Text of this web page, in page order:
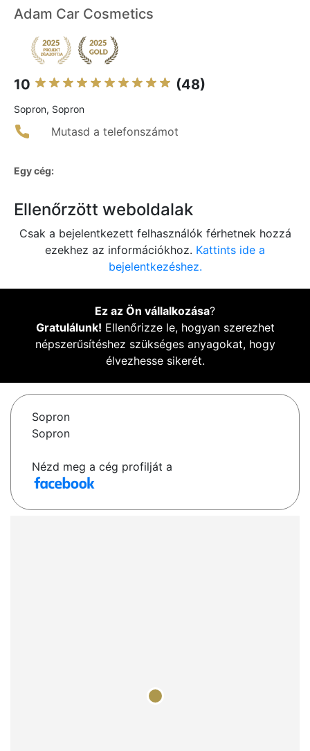
Adam Car Cosmetics
10 (48)
Sopron, Sopron
Mutasd a telefonszámot
Egy cég:
Ellenőrzött weboldalak
Csak a bejelentkezett felhasználók férhetnek hozzá
ezekhez az információkhoz. Kattints ide a
bejelentkezéshez.
Ez az Ön vállalkozása?
Gratulálunk! Ellenőrizze le, hogyan szerezhet
népszerűsítéshez szükséges anyagokat, hogy
élvezhesse sikerét.
Sopron
Sopron
Nézd meg a cég profilját a